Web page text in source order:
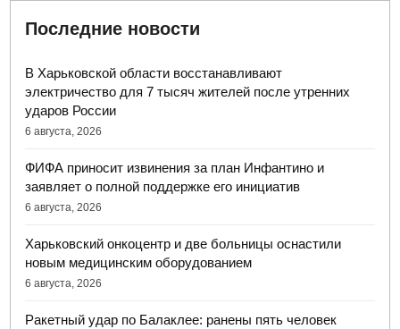
Последние новости
В Харьковской области восстанавливают
электричество для 7 тысяч жителей после утренних
ударов России
6 августа, 2026
ФИФА приносит извинения за план Инфантино и
заявляет о полной поддержке его инициатив
6 августа, 2026
Харьковский онкоцентр и две больницы оснастили
новым медицинским оборудованием
6 августа, 2026
Ракетный удар по Балаклее: ранены пять человек